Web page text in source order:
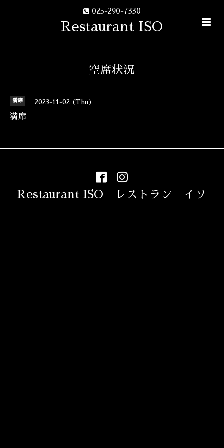
025-290-7330
Restaurant ISO
空席状況
満席 2023-11-02 (Thu)
満席
Restaurant ISO レストラン イソ